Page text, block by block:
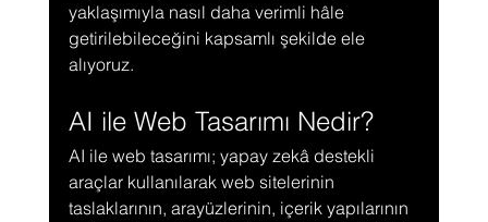
yaklaşımıyla nasıl daha verimli hâle
getirilebileceğini kapsamlı şekilde ele
alıyoruz.
AI ile Web Tasarımı Nedir?
AI ile web tasarımı; yapay zekâ destekli
araçlar kullanılarak web sitelerinin
taslaklarının, arayüzlerinin, içerik yapılarının